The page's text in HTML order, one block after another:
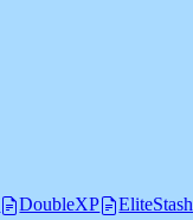
DoubleXP EliteStash